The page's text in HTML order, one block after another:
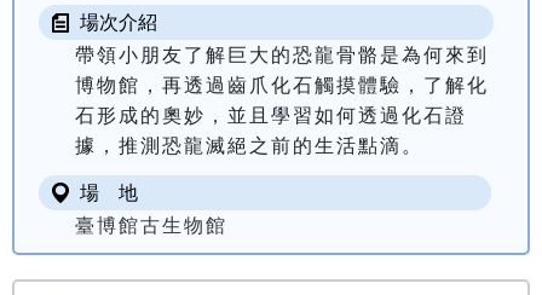
場次介紹
帶領小朋友了解巨大的恐龍骨骼是為何來到
博物館，再透過齒爪化石觸摸體驗，了解化
石形成的奧妙，並且學習如何透過化石證
據，推測恐龍滅絕之前的生活點滴。
場 地
臺博館古生物館